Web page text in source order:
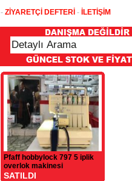
- ZİYARETÇİ DEFTERİ - İLETİŞİM
Pfaff hobbylock 797 5 iplik
overlok makinesi
SATILDI